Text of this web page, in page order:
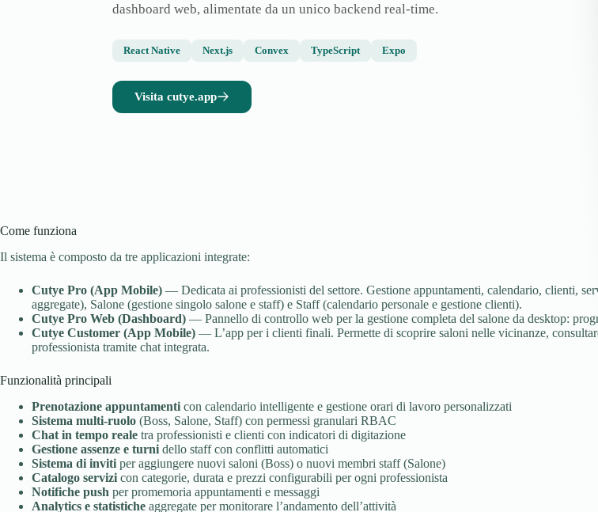
dashboard web, alimentate da un unico backend real-time.
React Native Next.js Convex TypeScript Expo
Visita cutye.app
Come funziona
Il sistema è composto da tre applicazioni integrate:
Cutye Pro (App Mobile) — Dedicata ai professionisti del settore. Gestione appuntamenti, calendario, clienti,
aggregate), Salone (gestione singolo salone e staff) e Staff (calendario personale e gestione clienti).
Cutye Pro Web (Dashboard) — Pannello di controllo web per la gestione completa del salone da desktop:
Cutye Customer (App Mobile) — L’app per i clienti finali. Permette di scoprire saloni nelle vicinanze,
professionista tramite chat integrata.
Funzionalità principali
Prenotazione appuntamenti con calendario intelligente e gestione orari di lavoro personalizzati
Sistema multi-ruolo (Boss, Salone, Staff) con permessi granulari RBAC
Chat in tempo reale tra professionisti e clienti con indicatori di digitazione
Gestione assenze e turni dello staff con conflitti automatici
Sistema di inviti per aggiungere nuovi saloni (Boss) o nuovi membri staff (Salone)
Catalogo servizi con categorie, durata e prezzi configurabili per ogni professionista
Notifiche push per promemoria appuntamenti e messaggi
Analytics e statistiche aggregate per monitorare l’andamento dell’attività